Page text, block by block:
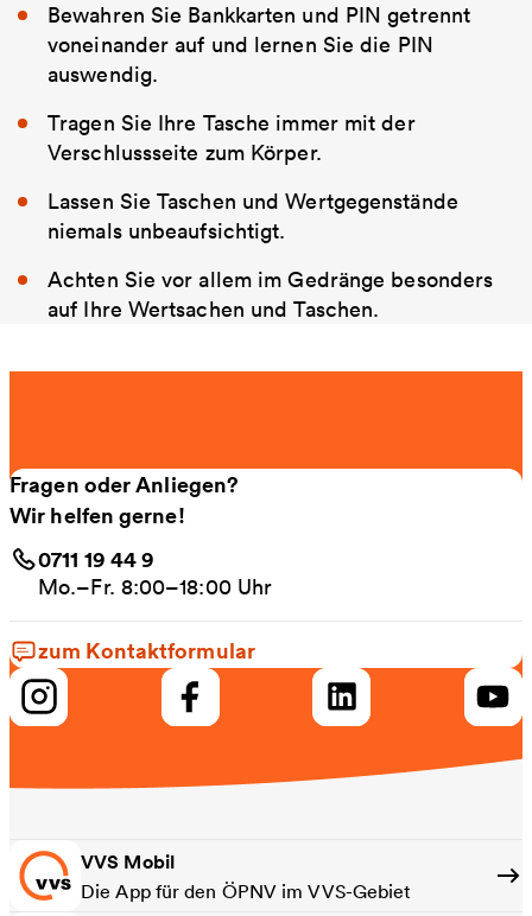
Bewahren Sie Bankkarten und PIN getrennt
voneinander auf und lernen Sie die PIN
auswendig.
Tragen Sie Ihre Tasche immer mit der
Verschlussseite zum Körper.
Lassen Sie Taschen und Wertgegenstände
niemals unbeaufsichtigt.
Achten Sie vor allem im Gedränge besonders
auf Ihre Wertsachen und Taschen.
Fragen oder Anliegen?
Wir helfen gerne!
0711 19 44 9
Mo.–Fr. 8:00–18:00 Uhr
zum Kontaktformular
VVS Mobil
Die App für den ÖPNV im VVS-Gebiet